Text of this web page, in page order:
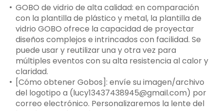
GOBO de vidrio de alta calidad: en comparación
con la plantilla de plástico y metal, la plantilla de
vidrio GOBO ofrece la capacidad de proyectar
diseños complejos e intrincados con facilidad. Se
puede usar y reutilizar una y otra vez para
múltiples eventos con su alta resistencia al calor y
claridad.
[Cómo obtener Gobos]: envíe su imagen/archivo
del logotipo a (lucy13437438945@gmail.com) por
correo electrónico. Personalizaremos la lente del